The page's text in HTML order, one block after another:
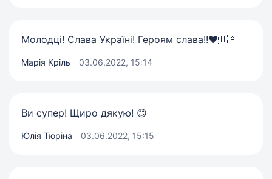
Молодці! Слава Україні! Героям слава!!❤️🇺🇦
Марія Кріль 03.06.2022, 15:14
Ви супер! Щиро дякую! 😊
Юлія Тюріна 03.06.2022, 15:15